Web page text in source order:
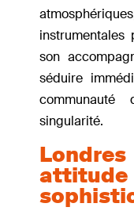
son
séduire
singularité.